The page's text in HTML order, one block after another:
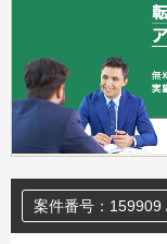
案件番号：159909